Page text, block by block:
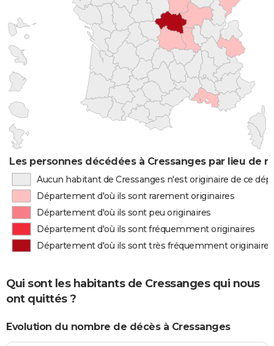
Les personnes décédées à Cressanges par lieu de
Aucun habitant de Cressanges n'est originaire de ce
Département d'où ils sont rarement originaires
Département d'où ils sont peu originaires
Département d'où ils sont fréquemment originaires
Département d'où ils sont très fréquemment originaires
Qui sont les habitants de Cressanges qui nous
ont quittés ?
Evolution du nombre de décès à Cressanges